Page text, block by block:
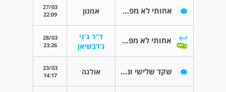
אחותי לא מפסיקה להשתעל אמנון
27/03
22:09
אחותי לא מפסיקה להשתעל
ד"ר ג'ני
ג'רבשיאן
28/03
23:26
שקד שלישי ונוזלים באוזניים אולגה
23/03
14:17